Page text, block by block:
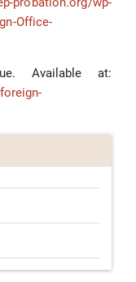
Office-
Available at: